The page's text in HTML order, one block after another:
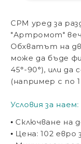
CPM уред за
"Артромот"
Обхватът на
може да бъде
45°-90°), или да
(например с по
Условия за наем:
• Сключване на
• Цена: 102 евро